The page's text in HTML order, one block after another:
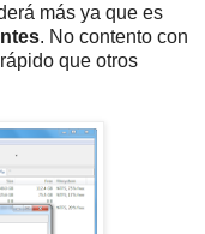
más ya que es
. No contento con
que otros